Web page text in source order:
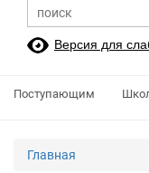
Версия для
Поступающим
Главная